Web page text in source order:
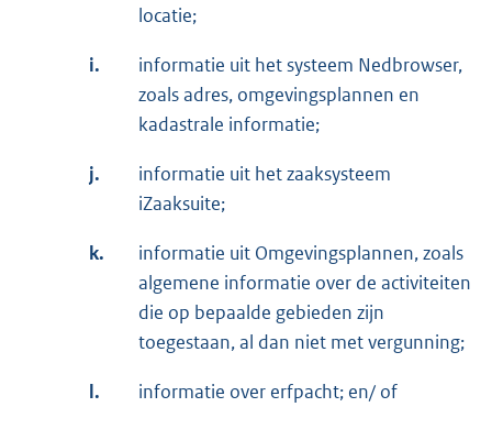
locatie;
i.
informatie uit het systeem Nedbrowser,
zoals adres, omgevingsplannen en
kadastrale informatie;
j.
informatie uit het zaaksysteem
iZaaksuite;
k.
informatie uit Omgevingsplannen, zoals
algemene informatie over de activiteiten
die op bepaalde gebieden zijn
toegestaan, al dan niet met vergunning;
l. informatie over erfpacht; en/ of